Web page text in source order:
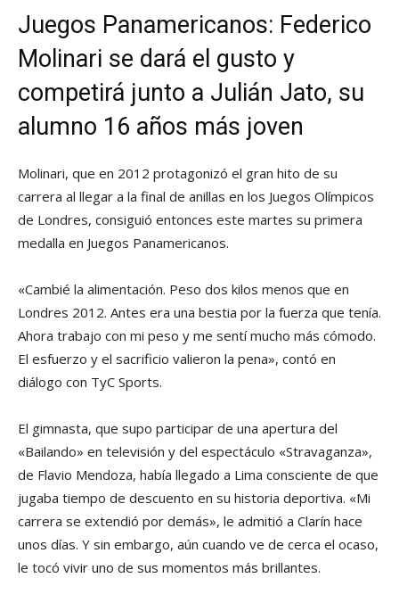
Juegos Panamericanos: Federico
Molinari se dará el gusto y
competirá junto a Julián Jato, su
alumno 16 años más joven
Molinari, que en 2012 protagonizó el gran hito de su
carrera al llegar a la final de anillas en los Juegos Olímpicos
de Londres, consiguió entonces este martes su primera
medalla en Juegos Panamericanos.
«Cambié la alimentación. Peso dos kilos menos que en
Londres 2012. Antes era una bestia por la fuerza que tenía.
Ahora trabajo con mi peso y me sentí mucho más cómodo.
El esfuerzo y el sacrificio valieron la pena», contó en
diálogo con TyC Sports.
El gimnasta, que supo participar de una apertura del
«Bailando» en televisión y del espectáculo «Stravaganza»,
de Flavio Mendoza, había llegado a Lima consciente de que
jugaba tiempo de descuento en su historia deportiva. «Mi
carrera se extendió por demás», le admitió a Clarín hace
unos días. Y sin embargo, aún cuando ve de cerca el ocaso,
le tocó vivir uno de sus momentos más brillantes.